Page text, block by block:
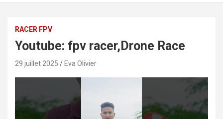
RACER FPV
Youtube: fpv racer,Drone Race
29 juillet 2025 Eva Olivier